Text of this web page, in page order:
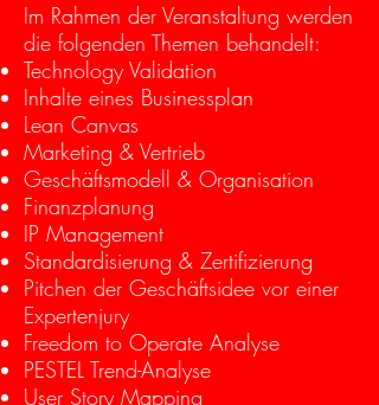
Im Rahmen der Veranstaltung werden
die folgenden Themen behandelt:
Technology Validation
Inhalte eines Businessplan
Lean Canvas
Marketing & Vertrieb
Geschäftsmodell & Organisation
Finanzplanung
IP Management
Standardisierung & Zertifizierung
Pitchen der Geschäftsidee vor einer
Expertenjury
Freedom to Operate Analyse
PESTEL Trend-Analyse
User Story Mapping